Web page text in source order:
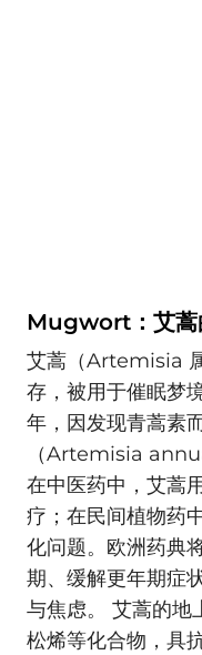
Mugwort：艾蒿
艾蒿（Artemisia
存，被用于催眠梦
年，因发现青蒿素
（Artemisia
在中医药中，艾蒿
疗；在民间植物药
化问题。欧洲药典
期、缓解更年期症
与焦虑。 艾蒿的地
松烯等化合物，具